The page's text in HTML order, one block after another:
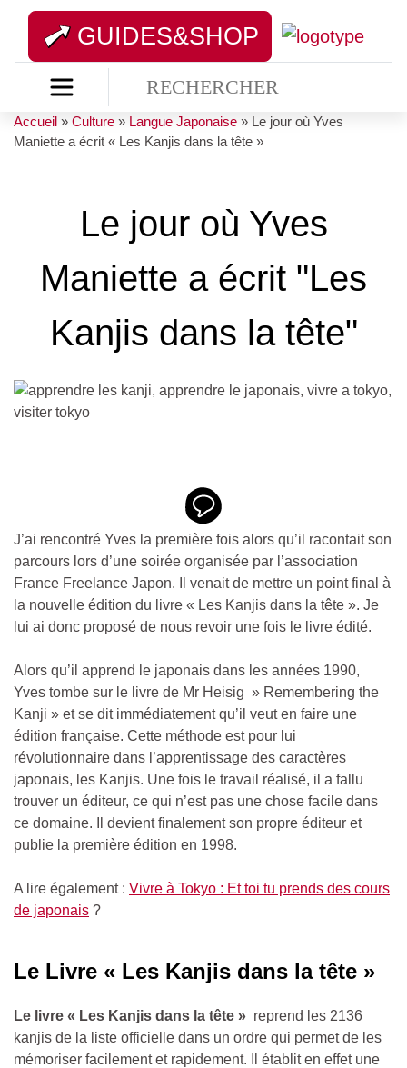
GUIDES&SHOP
Accueil » Culture » Langue Japonaise » Le jour où Yves
Maniette a écrit « Les Kanjis dans la tête »
Le jour où Yves
Maniette a écrit "Les
Kanjis dans la tête"
J’ai rencontré Yves la première fois alors qu’il racontait son
parcours lors d’une soirée organisée par l’association
France Freelance Japon. Il venait de mettre un point final à
la nouvelle édition du livre « Les Kanjis dans la tête ». Je
lui ai donc proposé de nous revoir une fois le livre édité.
Alors qu’il apprend le japonais dans les années 1990,
Yves tombe sur le livre de Mr Heisig » Remembering the
Kanji » et se dit immédiatement qu’il veut en faire une
édition française. Cette méthode est pour lui
révolutionnaire dans l’apprentissage des caractères
japonais, les Kanjis. Une fois le travail réalisé, il a fallu
trouver un éditeur, ce qui n’est pas une chose facile dans
ce domaine. Il devient finalement son propre éditeur et
publie la première édition en 1998.
A lire également : Vivre à Tokyo : Et toi tu prends des cours
de japonais ?
Le Livre « Les Kanjis dans la tête »
Le livre « Les Kanjis dans la tête » reprend les 2136
kanjis de la liste officielle dans un ordre qui permet de les
mémoriser facilement et rapidement. Il établit en effet une